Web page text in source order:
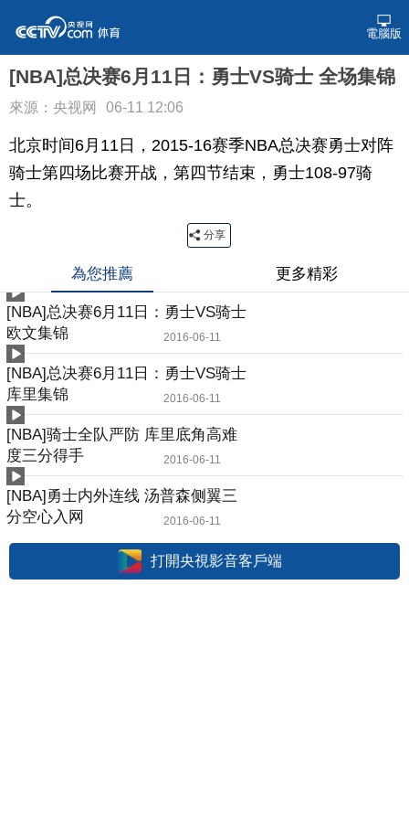
電腦版
[NBA]总决赛6月11日：勇士VS骑士 全场集锦
來源：央视网 06-11 12:06
北京时间6月11日，2015-16赛季NBA总决赛勇士对阵
骑士第四场比赛开战，第四节结束，勇士108-97骑
士。
分享
為您推薦 更多精彩
[NBA]总决赛6月11日：勇士VS骑士
欧文集锦
2016-06-11
[NBA]总决赛6月11日：勇士VS骑士
库里集锦
2016-06-11
[NBA]骑士全队严防 库里底角高难
度三分得手
2016-06-11
[NBA]勇士内外连线 汤普森侧翼三
分空心入网
2016-06-11
打開央視影音客戶端